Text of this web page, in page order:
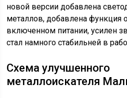
новой версии добавлена
металлов, добавлена функция
включенном питании, усилен
стал намного стабильней в
Схема улучшенного
металлоискателя